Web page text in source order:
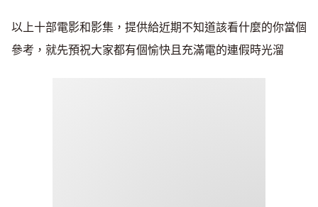
以上十部電影和影集，提供給近期不知道該看什麼的你當個
參考，就先預祝大家都有個愉快且充滿電的連假時光溜